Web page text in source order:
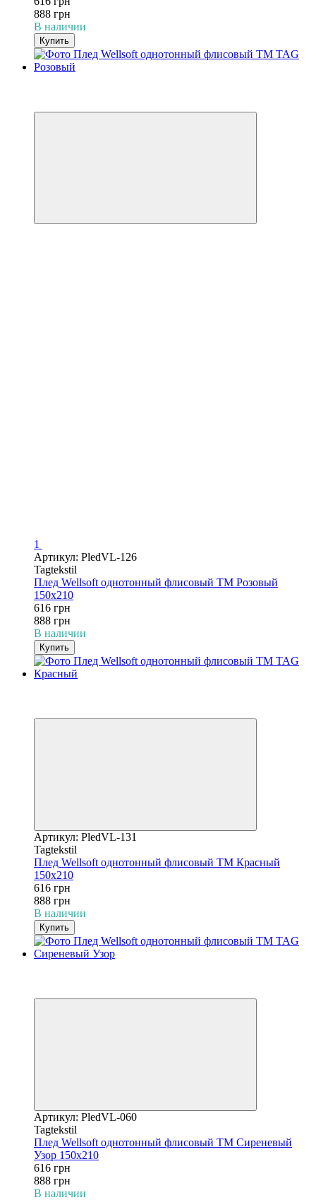
888 грн
В наличии
Купить
1
Артикул: PledVL-126
Tagtekstil
Плед Wellsoft однотонный флисовый ТМ Розовый
150х210
616 грн
888 грн
В наличии
Купить
Артикул: PledVL-131
Tagtekstil
Плед Wellsoft однотонный флисовый ТМ Красный
150х210
616 грн
888 грн
В наличии
Купить
Артикул: PledVL-060
Tagtekstil
Плед Wellsoft однотонный флисовый ТМ Сиреневый
Узор 150х210
616 грн
888 грн
В наличии